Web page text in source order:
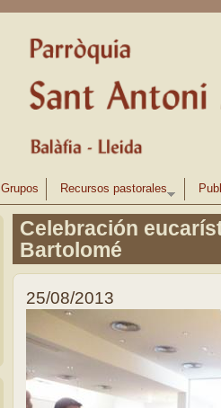
Grupos Recursos pastorales
Celebración
Bartolomé
25/08/2013